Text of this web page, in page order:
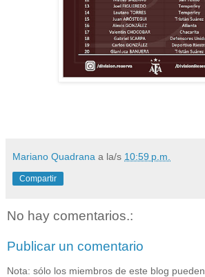
Mariano Quadrana a la/s 10:59 p.m.
Compartir
No hay comentarios.:
Publicar un comentario
Nota: sólo los miembros de este blog pueden